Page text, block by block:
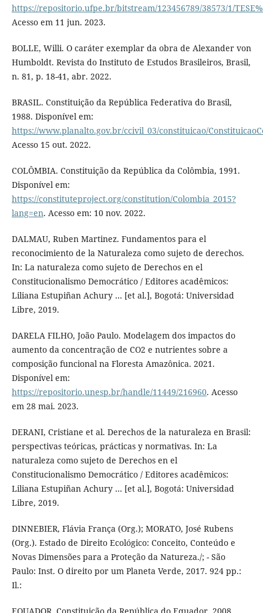
https://repositorio.ufpe.br/bitstream/123456789/38573/1/
Acesso em 11 jun. 2023.
BOLLE, Willi. O caráter exemplar da obra de Alexander von
Humboldt. Revista do Instituto de Estudos Brasileiros, Brasil,
n. 81, p. 18-41, abr. 2022.
BRASIL. Constituição da República Federativa do Brasil,
1988. Disponível em:
https://www.planalto.gov.br/ccivil_03/constituicao/
Acesso 15 out. 2022.
COLÔMBIA. Constituição da República da Colômbia, 1991.
Disponível em:
https://constituteproject.org/constitution/Colombia_2015?
lang=en. Acesso em: 10 nov. 2022.
DALMAU, Ruben Martinez. Fundamentos para el
reconocimiento de la Naturaleza como sujeto de derechos.
In: La naturaleza como sujeto de Derechos en el
Constitucionalismo Democrático / Editores acadêmicos:
Liliana Estupiñan Achury … [et al.], Bogotá: Universidad
Libre, 2019.
DARELA FILHO, João Paulo. Modelagem dos impactos do
aumento da concentração de CO2 e nutrientes sobre a
composição funcional na Floresta Amazônica. 2021.
Disponível em:
https://repositorio.unesp.br/handle/11449/216960. Acesso
em 28 mai. 2023.
DERANI, Cristiane et al. Derechos de la naturaleza en Brasil:
perspectivas teóricas, prácticas y normativas. In: La
naturaleza como sujeto de Derechos en el
Constitucionalismo Democrático / Editores acadêmicos:
Liliana Estupiñan Achury … [et al.], Bogotá: Universidad
Libre, 2019.
DINNEBIER, Flávia França (Org.); MORATO, José Rubens
(Org.). Estado de Direito Ecológico: Conceito, Conteúdo e
Novas Dimensões para a Proteção da Natureza./; - São
Paulo: Inst. O direito por um Planeta Verde, 2017. 924 pp.:
Il.: